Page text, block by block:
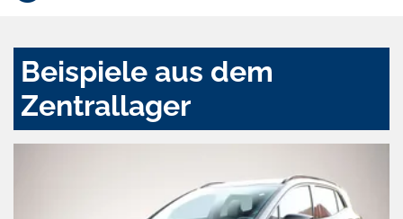
Beispiele aus dem
Zentrallager